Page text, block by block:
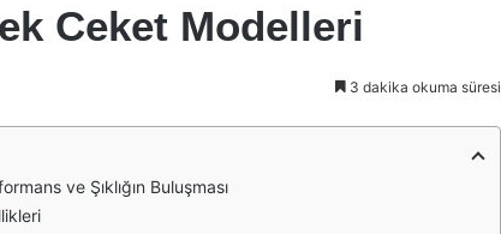
Ceket Modelleri
3 dakika okuma süresi
ve Şıklığın Buluşması